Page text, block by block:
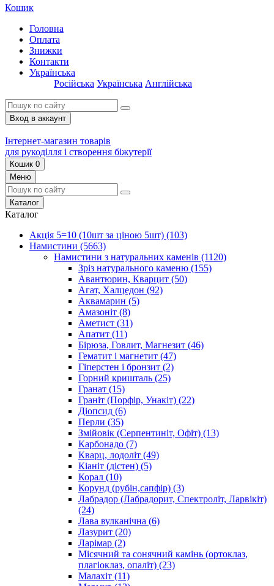
Кошик
Головна
Оплата
Знижки
Контакти
Українська
Російська Українська Англійська
Вход в аккаунт
Інтернет-магазин товарів
для рукоділля і створення біжутерії
Кошик 0
Меню
Каталог
Каталог
Акція 5=10 (10шт за ціною 5шт) (103)
Намистини (5663)
Намистини з натуральних каменів (1120)
Зріз натурального каменю (155)
Авантюрин, Кварцит (50)
Агат, Халцедон (92)
Аквамарин (5)
Амазоніт (8)
Аметист (31)
Апатит (11)
Бірюза, Говлит, Магнезит (46)
Гематит і магнетит (47)
Гіперстен і бронзит (2)
Горний кришталь (25)
Гранат (15)
Граніт (Порфір, Унакіт) (22)
Діопсид (6)
Перли (35)
Змійовік (Серпентиніт, Офіт) (13)
Карбонадо (7)
Кварц, лодоліт (49)
Кіаніт (дістен) (5)
Корал (10)
Корунд (рубін,сапфір) (3)
Лабрадор (Лабрадорит, Спектроліт, Ларвікіт)
(24)
Лава вулканічна (6)
Лазурит (20)
Ларімар (2)
Місячний та сонячний камінь (ортоклаз,
плагіоклаз, опаліт) (23)
Малахіт (11)